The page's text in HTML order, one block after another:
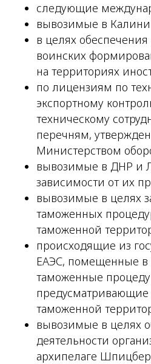
следующие
вывозимые в
в целях обеспечения
воинских
на территориях
по лицензиям по
экспортному
техническому
перечням,
Министерством
вывозимые в ДНР и
зависимости от их
вывозимые в целях
таможенных
таможенной
происходящие из
ЕАЭС, помещенные в
таможенные
предусматривающие
таможенной
вывозимые в целях
деятельности
архипелаге